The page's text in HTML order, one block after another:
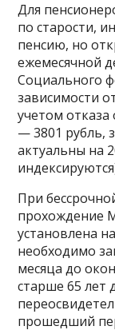
Для
по старости,
пенсию, но
ежемесячной
Социального
зависимости
учетом отказа
— 3801 рубль,
актуальны на
При
прохождение
установлена
необходимо
месяца до
старше 65 лет
прошедший